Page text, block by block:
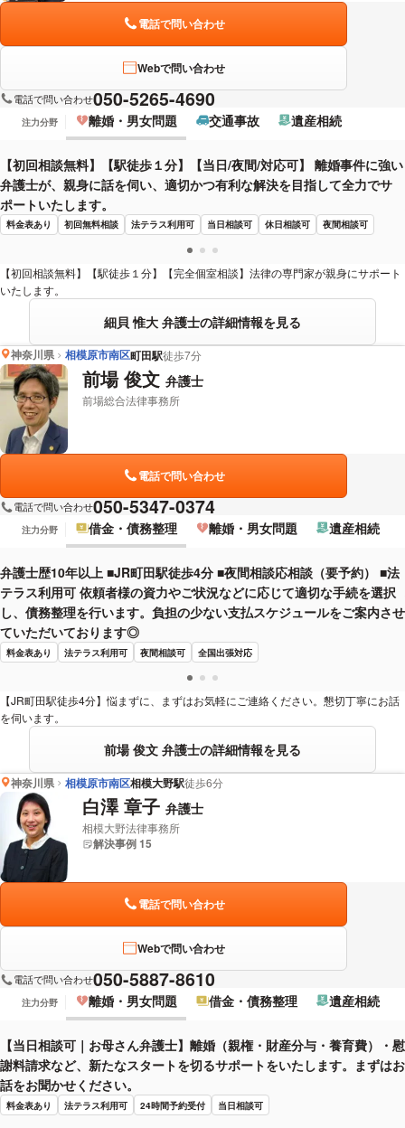
電話で問い合わせ
Webで問い合わせ
電話で問い合わせ050-5265-4690
注力分野 離婚・男女問題 交通事故 遺産相続
【初回相談無料】【駅徒歩１分】【当日/夜間/対応可】 離婚事件に強い
弁護士が、親身に話を伺い、適切かつ有利な解決を目指して全力でサ
ポートいたします。
料金表あり 初回無料相談 法テラス利用可 当日相談可 休日相談可 夜間相談可
【初回相談無料】【駅徒歩１分】【完全個室相談】法律の専門家が親身にサポート
いたします。
細貝 惟大 弁護士の詳細情報を見る
神奈川県 相模原市南区町田駅徒歩7分
前場 俊文 弁護士
前場総合法律事務所
電話で問い合わせ
電話で問い合わせ050-5347-0374
注力分野 借金・債務整理 離婚・男女問題 遺産相続
弁護士歴10年以上 ■JR町田駅徒歩4分 ■夜間相談応相談（要予約） ■法
テラス利用可 依頼者様の資力やご状況などに応じて適切な手続を選択
し、債務整理を行います。負担の少ない支払スケジュールをご案内させ
ていただいております◎
料金表あり 法テラス利用可 夜間相談可 全国出張対応
【JR町田駅徒歩4分】悩まずに、まずはお気軽にご連絡ください。懇切丁寧にお話
を伺います。
前場 俊文 弁護士の詳細情報を見る
神奈川県 相模原市南区相模大野駅徒歩6分
白澤 章子 弁護士
相模大野法律事務所
解決事例 15
電話で問い合わせ
Webで問い合わせ
電話で問い合わせ050-5887-8610
注力分野 離婚・男女問題 借金・債務整理 遺産相続
【当日相談可｜お母さん弁護士】離婚（親権・財産分与・養育費）・慰
謝料請求など、新たなスタートを切るサポートをいたします。まずはお
話をお聞かせください。
料金表あり 法テラス利用可 24時間予約受付 当日相談可